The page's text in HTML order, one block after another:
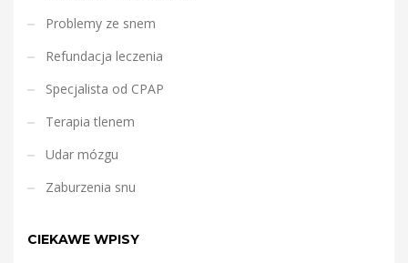
Problemy ze snem
Refundacja leczenia
Specjalista od CPAP
Terapia tlenem
Udar mózgu
Zaburzenia snu
CIEKAWE WPISY